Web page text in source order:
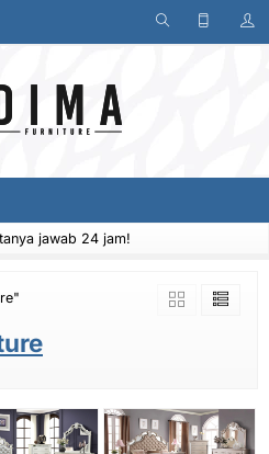
jawab 24 jam!